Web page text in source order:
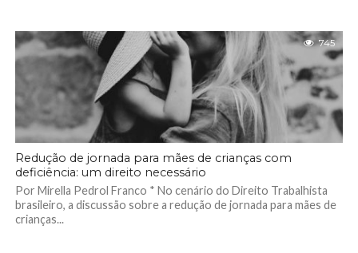
745
Redução de jornada para mães de crianças com
deficiência: um direito necessário
Por Mirella Pedrol Franco * No cenário do Direito Trabalhista
brasileiro, a discussão sobre a redução de jornada para mães de
crianças...